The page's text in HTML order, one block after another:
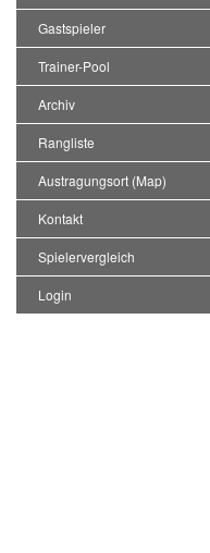
Gastspieler
Trainer-Pool
Archiv
Rangliste
Austragungsort (Map)
Kontakt
Spielervergleich
Login